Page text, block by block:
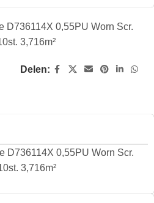
D736114X 0,55PU Worn Scr.
3,716m²
Delen:
D736114X 0,55PU Worn Scr.
3,716m²